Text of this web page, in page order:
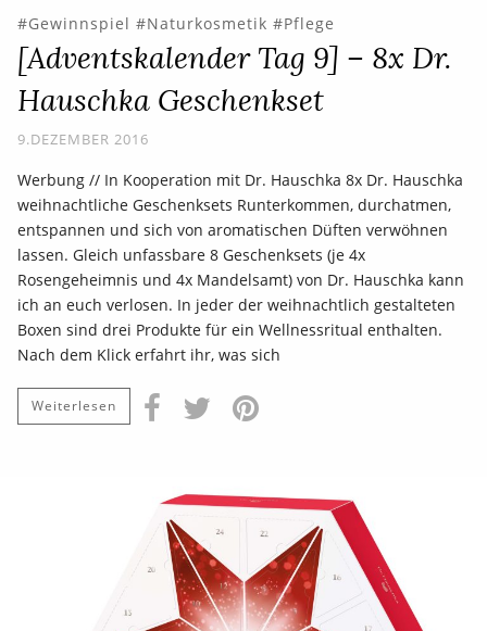
Gewinnspiel Naturkosmetik Pflege
[Adventskalender Tag 9] – 8x Dr.
Hauschka Geschenkset
9.DEZEMBER 2016
Werbung // In Kooperation mit Dr. Hauschka 8x Dr. Hauschka
weihnachtliche Geschenksets Runterkommen, durchatmen,
entspannen und sich von aromatischen Düften verwöhnen
lassen. Gleich unfassbare 8 Geschenksets (je 4x
Rosengeheimnis und 4x Mandelsamt) von Dr. Hauschka kann
ich an euch verlosen. In jeder der weihnachtlich gestalteten
Boxen sind drei Produkte für ein Wellnessritual enthalten.
Nach dem Klick erfahrt ihr, was sich
Weiterlesen